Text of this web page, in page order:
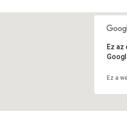
Ez
Ez a